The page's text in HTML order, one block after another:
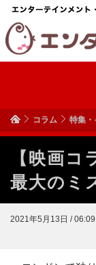
コラム 特集・
【映画
最大のミ
2021年5月13日 / 06:09